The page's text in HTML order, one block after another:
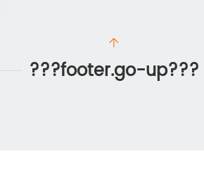
???footer.go-up???